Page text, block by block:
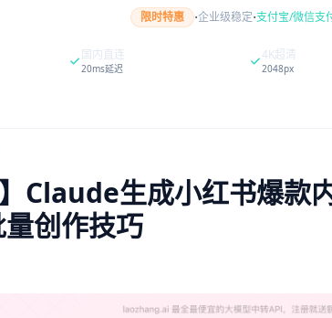
限时特惠 ·企业级稳定·支付宝/微信支
国内直连
20ms延迟
4K超清
2048px
】Claude生成小红书爆款
创作技巧